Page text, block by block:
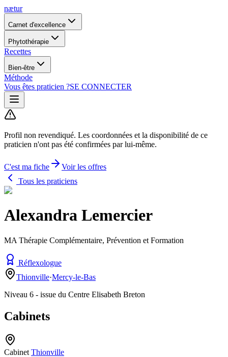
nætur
Carnet d'excellence
Phytothérapie
Recettes
Bien-être
Méthode
Vous êtes praticien ?SE CONNECTER
Profil non revendiqué. Les coordonnées et la disponibilité de ce
praticien n'ont pas été confirmées par lui-même.
C'est ma fiche
Voir les offres
Tous les praticiens
Alexandra Lemercier
MA Thérapie Complémentaire, Prévention et Formation
Réflexologue
Thionville·Mercy-le-Bas
Niveau 6 - issue du Centre Elisabeth Breton
Cabinets
Cabinet Thionville